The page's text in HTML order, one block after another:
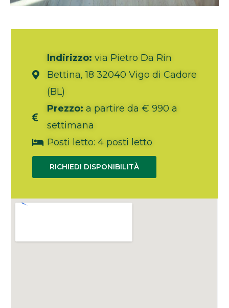
Indirizzo: via Pietro Da Rin
Bettina, 18 32040 Vigo di Cadore
(BL)
Prezzo: a partire da € 990 a
settimana
Posti letto: 4 posti letto
RICHIEDI DISPONIBILITÀ